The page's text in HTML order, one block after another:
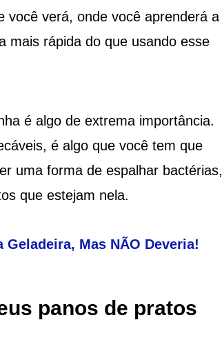
você verá, onde você aprenderá a
mais rápida do que usando esse
é algo de extrema importância.
é algo que você tem que
uma forma de espalhar bactérias,
que estejam nela.
Mas NÃO Deveria!
panos de pratos